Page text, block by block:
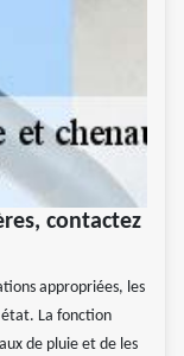
contactez
appropriées, les
La fonction
de pluie et de les